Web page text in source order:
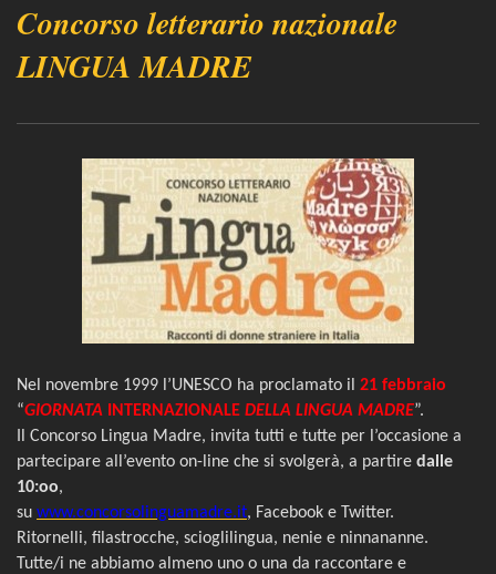
Concorso letterario nazionale
LINGUA MADRE
Nel novembre 1999 l’UNESCO ha proclamato il 21 febbraio
“GIORNATA INTERNAZIONALE DELLA LINGUA MADRE”.
Il Concorso Lingua Madre, invita tutti e tutte per l’occasione a
partecipare all’evento on-line che si svolgerà, a partire dalle
10:oo,
su www.concorsolinguamadre.it, Facebook e Twitter.
Ritornelli, filastrocche, scioglilingua, nenie e ninnananne.
Tutte/i ne abbiamo almeno uno o una da raccontare e